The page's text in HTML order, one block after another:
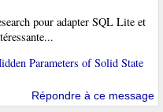
pour adapter SQL Lite et
Parameters of Solid State
Répondre à ce message